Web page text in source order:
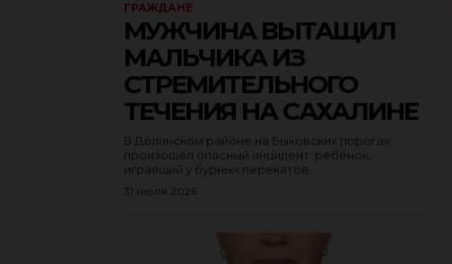
ГРАЖДАНЕ
МУЖЧИНА ВЫТАЩИЛ
МАЛЬЧИКА ИЗ
СТРЕМИТЕЛЬНОГО
ТЕЧЕНИЯ НА САХАЛИНЕ
В Долинском районе на Быковских порогах
произошёл опасный инцидент: ребёнок,
игравший у бурных перекатов,...
31 июля 2026